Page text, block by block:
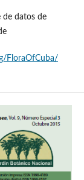
de datos de
FloraOfCuba/